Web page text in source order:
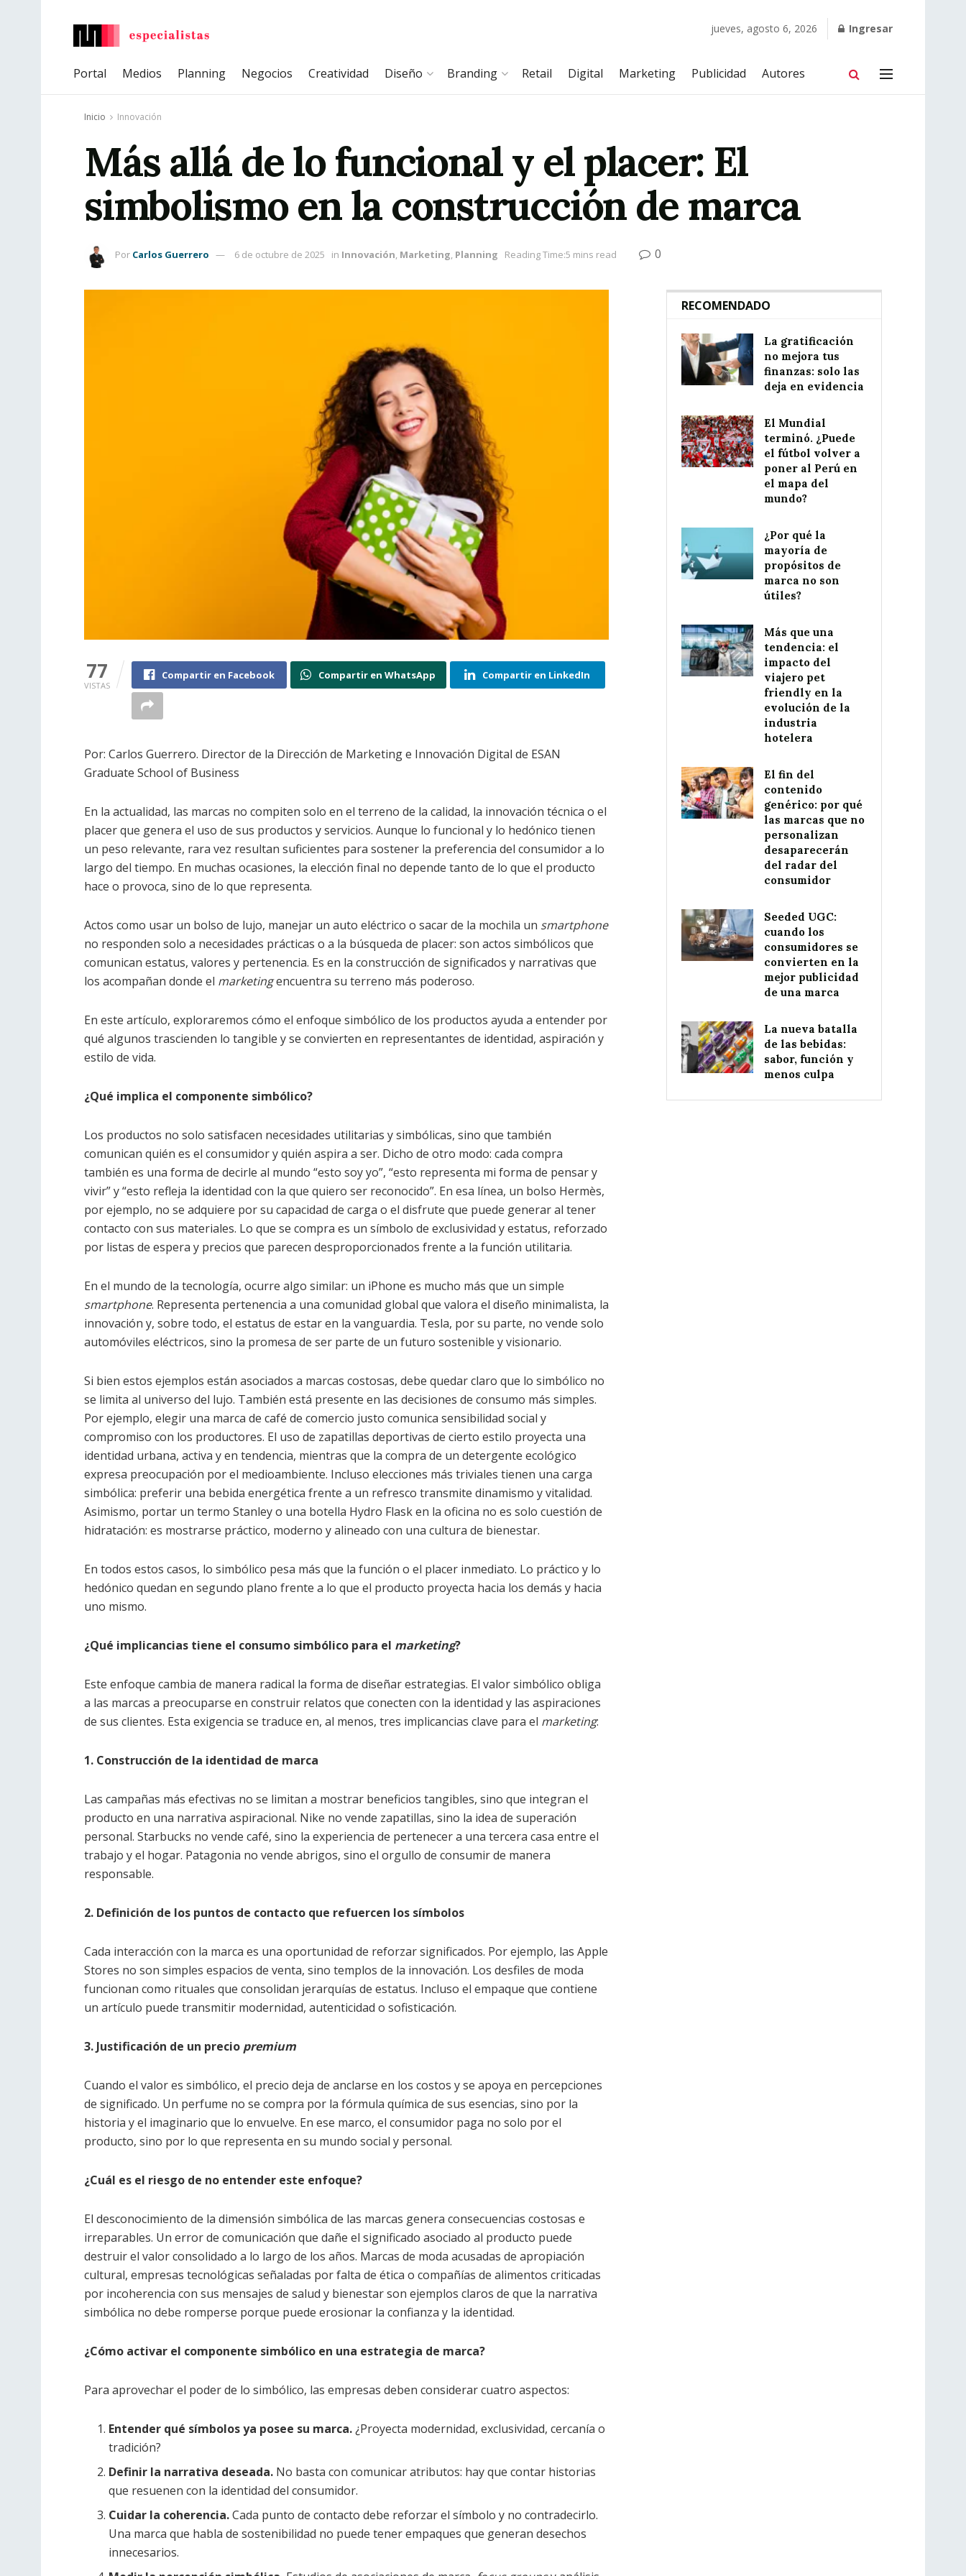
jueves, agosto 6, 2026 Ingresar
Portal Medios Planning Negocios Creatividad Diseño Branding Retail Digital Marketing Publicidad Autores
Inicio Innovación
Más allá de lo funcional y el placer: El
simbolismo en la construcción de marca
Por Carlos Guerrero 6 de octubre de 2025 in Innovación, Marketing, Planning Reading Time:5 mins read 0
77
VISTAS
Compartir en Facebook Compartir en WhatsApp Compartir en LinkedIn
Por: Carlos Guerrero. Director de la Dirección de Marketing e Innovación Digital de ESAN
Graduate School of Business
En la actualidad, las marcas no compiten solo en el terreno de la calidad, la innovación técnica o el
placer que genera el uso de sus productos y servicios. Aunque lo funcional y lo hedónico tienen
un peso relevante, rara vez resultan suficientes para sostener la preferencia del consumidor a lo
largo del tiempo. En muchas ocasiones, la elección final no depende tanto de lo que el producto
hace o provoca, sino de lo que representa.
Actos como usar un bolso de lujo, manejar un auto eléctrico o sacar de la mochila un smartphone
no responden solo a necesidades prácticas o a la búsqueda de placer: son actos simbólicos que
comunican estatus, valores y pertenencia. Es en la construcción de significados y narrativas que
los acompañan donde el marketingencuentra su terreno más poderoso.
En este artículo, exploraremos cómo el enfoque simbólico de los productos ayuda a entender por
qué algunos trascienden lo tangible y se convierten en representantes de identidad, aspiración y
estilo de vida.
¿Qué implica el componente simbólico?
Los productos no solo satisfacen necesidades utilitarias y simbólicas, sino que también
comunican quién es el consumidor y quién aspira a ser. Dicho de otro modo: cada compra
también es una forma de decirle al mundo “esto soy yo”, “esto representa mi forma de pensar y
vivir” y “esto refleja la identidad con la que quiero ser reconocido”. En esa línea, un bolso Hermès,
por ejemplo, no se adquiere por su capacidad de carga o el disfrute que puede generar al tener
contacto con sus materiales. Lo que se compra es un símbolo de exclusividad y estatus, reforzado
por listas de espera y precios que parecen desproporcionados frente a la función utilitaria.
En el mundo de la tecnología, ocurre algo similar: un iPhone es mucho más que un simple
smartphone. Representa pertenencia a una comunidad global que valora el diseño minimalista, la
innovación y, sobre todo, el estatus de estar en la vanguardia. Tesla, por su parte, no vende solo
automóviles eléctricos, sino la promesa de ser parte de un futuro sostenible y visionario.
Si bien estos ejemplos están asociados a marcas costosas, debe quedar claro que lo simbólico no
se limita al universo del lujo. También está presente en las decisiones de consumo más simples.
Por ejemplo, elegir una marca de café de comercio justo comunica sensibilidad social y
compromiso con los productores. El uso de zapatillas deportivas de cierto estilo proyecta una
identidad urbana, activa y en tendencia, mientras que la compra de un detergente ecológico
expresa preocupación por el medioambiente. Incluso elecciones más triviales tienen una carga
simbólica: preferir una bebida energética frente a un refresco transmite dinamismo y vitalidad.
Asimismo, portar un termo Stanley o una botella Hydro Flask en la oficina no es solo cuestión de
hidratación: es mostrarse práctico, moderno y alineado con una cultura de bienestar.
En todos estos casos, lo simbólico pesa más que la función o el placer inmediato. Lo práctico y lo
hedónico quedan en segundo plano frente a lo que el producto proyecta hacia los demás y hacia
uno mismo.
¿Qué implicancias tiene el consumo simbólico para el marketing?
Este enfoque cambia de manera radical la forma de diseñar estrategias. El valor simbólico obliga
a las marcas a preocuparse en construir relatos que conecten con la identidad y las aspiraciones
de sus clientes. Esta exigencia se traduce en, al menos, tres implicancias clave para el marketing:
1. Construcción de la identidad de marca
Las campañas más efectivas no se limitan a mostrar beneficios tangibles, sino que integran el
producto en una narrativa aspiracional. Nike no vende zapatillas, sino la idea de superación
personal. Starbucks no vende café, sino la experiencia de pertenecer a una tercera casa entre el
trabajo y el hogar. Patagonia no vende abrigos, sino el orgullo de consumir de manera
responsable.
2. Definición de los puntos de contacto que refuercen los símbolos
Cada interacción con la marca es una oportunidad de reforzar significados. Por ejemplo, las Apple
Stores no son simples espacios de venta, sino templos de la innovación. Los desfiles de moda
funcionan como rituales que consolidan jerarquías de estatus. Incluso el empaque que contiene
un artículo puede transmitir modernidad, autenticidad o sofisticación.
3. Justificación de un precio premium
Cuando el valor es simbólico, el precio deja de anclarse en los costos y se apoya en percepciones
de significado. Un perfume no se compra por la fórmula química de sus esencias, sino por la
historia y el imaginario que lo envuelve. En ese marco, el consumidor paga no solo por el
producto, sino por lo que representa en su mundo social y personal.
¿Cuál es el riesgo de no entender este enfoque?
El desconocimiento de la dimensión simbólica de las marcas genera consecuencias costosas e
irreparables. Un error de comunicación que dañe el significado asociado al producto puede
destruir el valor consolidado a lo largo de los años. Marcas de moda acusadas de apropiación
cultural, empresas tecnológicas señaladas por falta de ética o compañías de alimentos criticadas
por incoherencia con sus mensajes de salud y bienestar son ejemplos claros de que la narrativa
simbólica no debe romperse porque puede erosionar la confianza y la identidad.
¿Cómo activar el componente simbólico en una estrategia de marca?
Para aprovechar el poder de lo simbólico, las empresas deben considerar cuatro aspectos:
Entender qué símbolos ya posee su marca.¿Proyecta modernidad, exclusividad, cercanía o
tradición?
Definir la narrativa deseada. No basta con comunicar atributos: hay que contar historias
que resuenen con la identidad del consumidor.
Cuidar la coherencia.Cada punto de contacto debe reforzar el símbolo y no contradecirlo.
Una marca que habla de sostenibilidad no puede tener empaques que generan desechos
innecesarios.
RECOMENDADO
La gratificación
no mejora tus
finanzas: solo las
deja en evidencia
El Mundial
terminó. ¿Puede
el fútbol volver a
poner al Perú en
el mapa del
mundo?
¿Por qué la
mayoría de
propósitos de
marca no son
útiles?
Más que una
tendencia: el
impacto del
viajero pet
friendly en la
evolución de la
industria
hotelera
El fin del
contenido
genérico: por qué
las marcas que no
personalizan
desaparecerán
del radar del
consumidor
Seeded UGC:
cuando los
consumidores se
convierten en la
mejor publicidad
de una marca
La nueva batalla
de las bebidas:
sabor, función y
menos culpa